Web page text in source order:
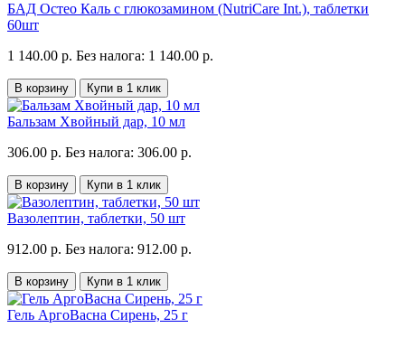
БАД Остео Каль с глюкозамином (NutriCare Int.), таблетки
60шт
1 140.00 р. Без налога: 1 140.00 р.
В корзину Купи в 1 клик
Бальзам Хвойный дар, 10 мл
306.00 р. Без налога: 306.00 р.
В корзину Купи в 1 клик
Вазолептин, таблетки, 50 шт
912.00 р. Без налога: 912.00 р.
В корзину Купи в 1 клик
Гель АргоВасна Сирень, 25 г